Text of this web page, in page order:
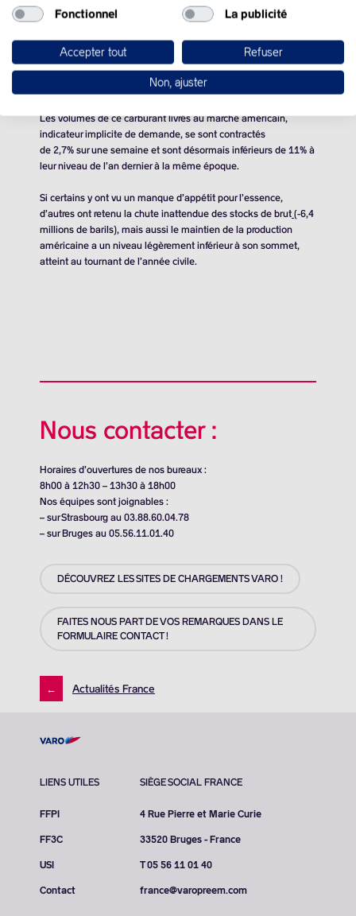
pour le premier trimestre, ressorti à 1,6% en rythme annualisé,
très en deçà des 2,5% attendus par les économistes.
Ce mauvais chiffre de croissance confirme, d’une certaine
manière, la faiblesse qu’a affichée la demande d’essence (aux
États-Unis) ces dernières semaines.
Les volumes de ce carburant livrés au marché américain,
indicateur implicite de demande, se sont contractés
de 2,7% sur une semaine et sont désormais inférieurs de 11% à
leur niveau de l’an dernier à la même époque.
Si certains y ont vu un manque d’appétit pour l’essence,
d’autres ont retenu la chute inattendue des stocks de brut (-6,4
millions de barils), mais aussi le maintien de la production
américaine a un niveau légèrement inférieur à son sommet,
atteint au tournant de l’année civile.
Nous contacter :
Horaires d’ouvertures de nos bureaux :
8h00 à 12h30 – 13h30 à 18h00
Nos équipes sont joignables :
– sur Strasbourg au 03.88.60.04.78
– sur Bruges au 05.56.11.01.40
DÉCOUVREZ LES SITES DE CHARGEMENTS VARO !
FAITES NOUS PART DE VOS REMARQUES DANS LE
FORMULAIRE CONTACT !
← Actualités France
LIENS UTILES
FFPI
FF3C
USI
Contact
SIÈGE SOCIAL FRANCE
4 Rue Pierre et Marie Curie
33520 Bruges - France
T 05 56 11 01 40
france@varopreem.com
Fonctionnel La publicité
Accepter tout Refuser
Non, ajuster